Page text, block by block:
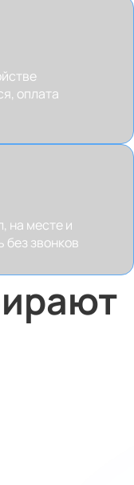
оплата
на месте и
без звонков